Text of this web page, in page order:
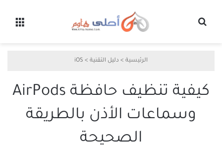
الرئيسية > دليل التقنية >
iOS
كيفية تنظيف حافظة AirPods
وسماعات الأذن بالطريقة
الصحيحة